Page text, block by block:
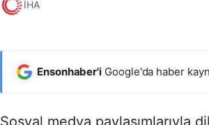
İHA
Ensonhaber'i Google'da haber
Sosyal medya paylaşımlarıyla